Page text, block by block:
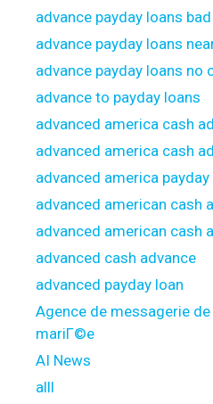
advance payday loans
advance payday loans
advance payday loans no
advance to payday loans
advanced america cash
advanced america cash
advanced america payday
advanced american cash
advanced american cash
advanced cash advance
advanced payday loan
Agence de messagerie
mariГ©e
AI News
alll